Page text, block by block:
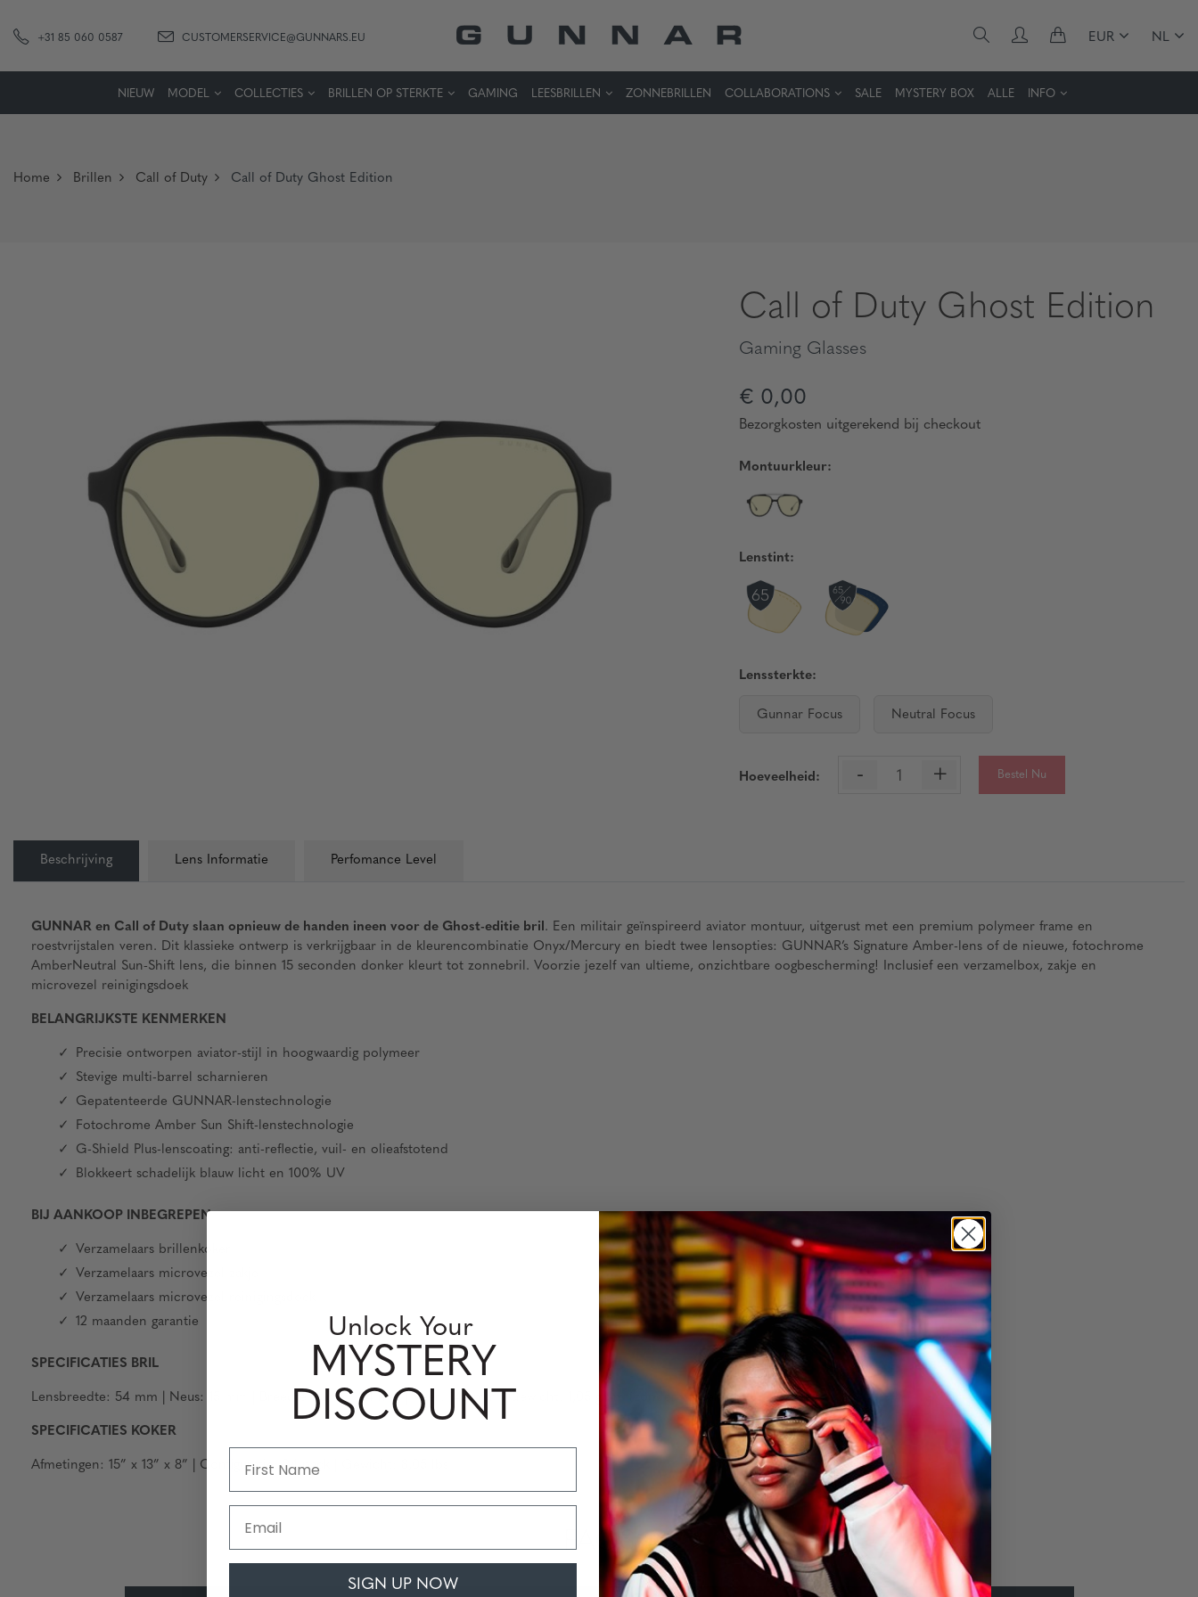
+31 85 060 0587 CUSTOMERSERVICE@GUNNARS.EU EUR NL
NIEUW MODEL COLLECTIES BRILLEN OP STERKTE GAMING LEESBRILLEN ZONNEBRILLEN COLLABORATIONS SALE MYSTERY BOX ALLE INFO
Home Brillen Call of Duty Call of Duty Ghost Edition
Call of Duty Ghost Edition
Gaming Glasses
€ 0,00
Bezorgkosten uitgerekend bij checkout
Montuurkleur:
Lenstint:
Lenssterkte:
Gunnar Focus Neutral Focus
Hoeveelheid: - + Bestel Nu
Beschrijving Lens Informatie Perfomance Level
GUNNAR en Call of Duty slaan opnieuw de handen ineen voor de Ghost-editie bril. Een militair geïnspireerd aviator montuur, uitgerust met een premium polymeer frame en
roestvrijstalen veren . Dit klassieke ontwerp is verkrijgbaar in de kleurencombinatie Onyx/Mercury en biedt twee lensopties: GUNNAR’s Signature Amber-lens of de nieuwe, fotochrome
AmberNeutral Sun-Shift lens, die binn en 15 seconden donker kleurt tot zonnebril. Voorzie jezelfvan ultieme, onzichtbare oogbescherming! Inclusief een verzamelbox, zakje en
microvezel reinigingsdoek
BELANGRIJKSTE KENMERKEN
Precisie ontworpen aviator-stijl in hoogwaardig polymeer
Stevige multi-barrel scharnieren
Gepatenteerde GUNNAR-lenstechnologie
Fotochrome Amber Sun Shift-lenstechnologie
G-Shield Plus-lenscoating: anti-reflectie, vuil- en olieafstotend
Blokkeert schadelijk blauw licht en 100% UV
BIJ AANKOOP INBEGREPEN
Verzamelaars brillenkoker
Verzamelaars microvezel zakje
Verzamelaars microvezel reinigingsdoek
12 maanden garantie
SPECIFICATIES BRIL
Lensbreedte : 54 mm | Neus: 15 mm | frame: 134 mm | Veer : 145 mm | zonder verpakking)
SPECIFICATIES KOKER
Afmetingen : 15” x 13” x 8” | Configuratie : 24-pack |
FAQS
Unlock Your
MYSTERY
DISCOUNT
SIGN UP NOW